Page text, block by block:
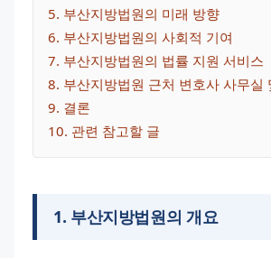
5. 부산지방법원의 미래 방향
6. 부산지방법원의 사회적 기여
7. 부산지방법원의 법률 지원 서비스
8. 부산지방법원 근처 변호사 사무실
9. 결론
10. 관련 참고할 글
1. 부산지방법원의 개요